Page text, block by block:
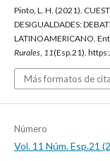
Pinto, L. H. (2021).
DESIGUALDADES:
LATINOAMERICANO.
Rurales 11(Esp.21).
Más formatos de cita
Número
Vol. 11 Núm. Esp.21